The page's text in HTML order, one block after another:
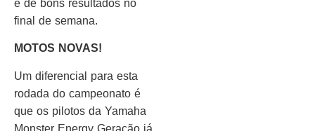
é de bons resultados no
final de semana.
MOTOS NOVAS!
Um diferencial para esta
rodada do campeonato é
que os pilotos da Yamaha
Monster Energy Geração já